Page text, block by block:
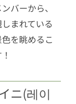
バーから、
まれている
を眺めるこ
ニ(레이